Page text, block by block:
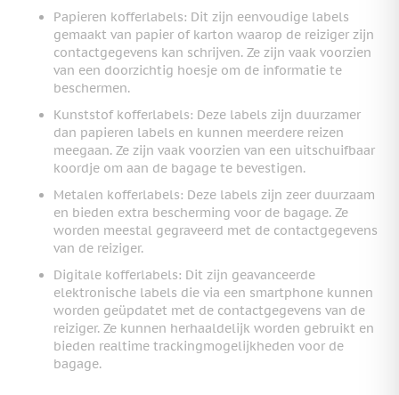
Papieren kofferlabels: Dit zijn eenvoudige labels
gemaakt van papier of karton waarop de reiziger zijn
contactgegevens kan schrijven. Ze zijn vaak voorzien
van een doorzichtig hoesje om de informatie te
beschermen.
Kunststof kofferlabels: Deze labels zijn duurzamer
dan papieren labels en kunnen meerdere reizen
meegaan. Ze zijn vaak voorzien van een uitschuifbaar
koordje om aan de bagage te bevestigen.
Metalen kofferlabels: Deze labels zijn zeer duurzaam
en bieden extra bescherming voor de bagage. Ze
worden meestal gegraveerd met de contactgegevens
van de reiziger.
Digitale kofferlabels: Dit zijn geavanceerde
elektronische labels die via een smartphone kunnen
worden geüpdatet met de contactgegevens van de
reiziger. Ze kunnen herhaaldelijk worden gebruikt en
bieden realtime trackingmogelijkheden voor de
bagage.